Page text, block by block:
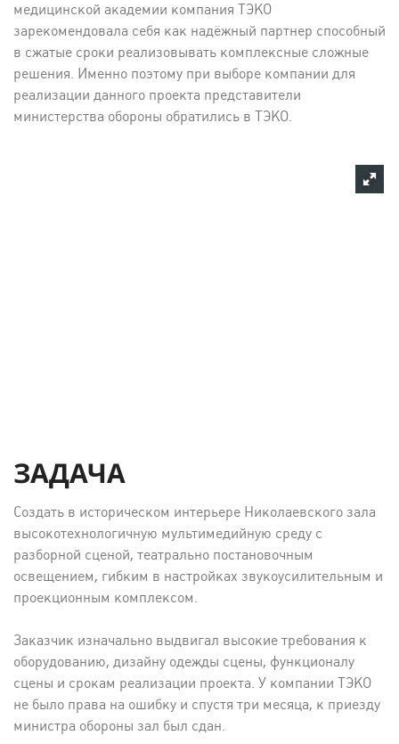
медицинской академии компания ТЭКО
зарекомендовала себя как надёжный партнер способный
в сжатые сроки реализовывать комплексные сложные
решения. Именно поэтому при выборе компании для
реализации данного проекта представители
министерства обороны обратились в ТЭКО.
ЗАДАЧА
Создать в историческом интерьере Николаевского зала
высокотехнологичную мультимедийную среду с
разборной сценой, театрально постановочным
освещением, гибким в настройках звукоусилительным и
проекционным комплексом.
Заказчик изначально выдвигал высокие требования к
оборудованию, дизайну одежды сцены, функционалу
сцены и срокам реализации проекта. У компании ТЭКО
не было права на ошибку и спустя три месяца, к приезду
министра обороны зал был сдан.